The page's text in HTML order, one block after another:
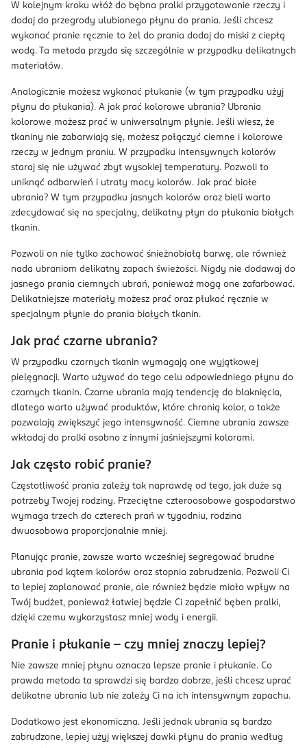
W kolejnym kroku włóż do bębna pralki przygotowanie rzeczy i
dodaj do przegrody ulubionego płynu do prania. Jeśli chcesz
wykonać pranie ręcznie to żel do prania dodaj do miski z ciepłą
wodą. Ta metoda przyda się szczególnie w przypadku delikatnych
materiałów.
Analogicznie możesz wykonać płukanie (w tym przypadku użyj
płynu do płukania). A jak prać kolorowe ubrania? Ubrania
kolorowe możesz prać w uniwersalnym płynie. Jeśli wiesz, że
tkaniny nie zabarwiają się, możesz połączyć ciemne i kolorowe
rzeczy w jednym praniu. W przypadku intensywnych kolorów
staraj się nie używać zbyt wysokiej temperatury. Pozwoli to
uniknąć odbarwień i utraty mocy kolorów. Jak prać białe
ubrania? W tym przypadku jasnych kolorów oraz bieli warto
zdecydować się na specjalny, delikatny płyn do płukania białych
tkanin.
Pozwoli on nie tylko zachować śnieżnobiałą barwę, ale również
nada ubraniom delikatny zapach świeżości. Nigdy nie dodawaj do
jasnego prania ciemnych ubrań, ponieważ mogą one zafarbować.
Delikatniejsze materiały możesz prać oraz płukać ręcznie w
specjalnym płynie do prania białych tkanin.
Jak prać czarne ubrania?
W przypadku czarnych tkanin wymagają one wyjątkowej
pielęgnacji. Warto używać do tego celu odpowiedniego płynu do
czarnych tkanin. Czarne ubrania mają tendencję do blaknięcia,
dlatego warto używać produktów, które chronią kolor, a także
pozwalają zwiększyć jego intensywność. Ciemne ubrania zawsze
wkładaj do pralki osobno z innymi jaśniejszymi kolorami.
Jak często robić pranie?
Częstotliwość prania zależy tak naprawdę od tego, jak duże są
potrzeby Twojej rodziny. Przeciętne czteroosobowe gospodarstwo
wymaga trzech do czterech prań w tygodniu, rodzina
dwuosobowa proporcjonalnie mniej.
Planując pranie, zawsze warto wcześniej segregować brudne
ubrania pod kątem kolorów oraz stopnia zabrudzenia. Pozwoli Ci
to lepiej zaplanować pranie, ale również będzie miało wpływ na
Twój budżet, ponieważ łatwiej będzie Ci zapełnić bęben pralki,
dzięki czemu wykorzystasz mniej wody i energii.
Pranie i płukanie – czy mniej znaczy lepiej?
Nie zawsze mniej płynu oznacza lepsze pranie i płukanie. Co
prawda metoda ta sprawdzi się bardzo dobrze, jeśli chcesz uprać
delikatne ubrania lub nie zależy Ci na ich intensywnym zapachu.
Dodatkowo jest ekonomiczna. Jeśli jednak ubrania są bardzo
zabrudzone, lepiej użyj większej dawki płynu do prania według